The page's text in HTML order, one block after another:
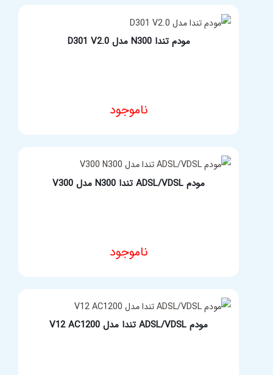
مودم تندا N300 مدل D301 V2.0
ناموجود
مودم ADSL/VDSL تندا N300 مدل V300
ناموجود
مودم ADSL/VDSL تندا مدل V12 AC1200